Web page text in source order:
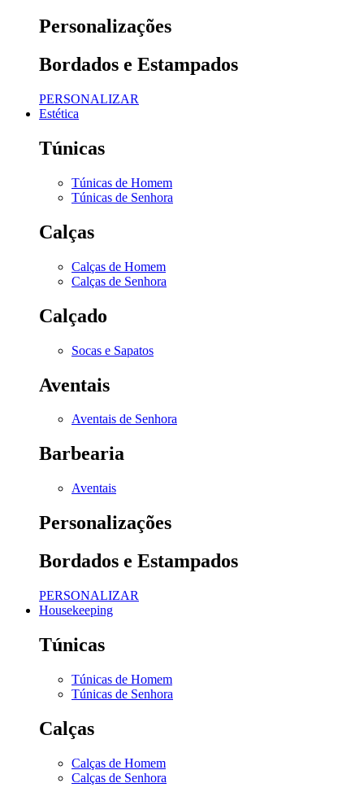
Personalizações
Bordados e Estampados
PERSONALIZAR
Estética
Túnicas
Túnicas de Homem
Túnicas de Senhora
Calças
Calças de Homem
Calças de Senhora
Calçado
Socas e Sapatos
Aventais
Aventais de Senhora
Barbearia
Aventais
Personalizações
Bordados e Estampados
PERSONALIZAR
Housekeeping
Túnicas
Túnicas de Homem
Túnicas de Senhora
Calças
Calças de Homem
Calças de Senhora